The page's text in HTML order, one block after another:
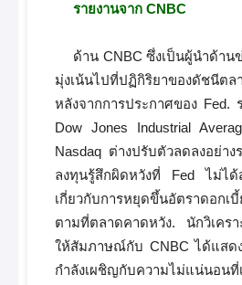
รายงานจาก CNBC
ด้าน CNBC ซึ่งเป็นผู้นำด้าน
มุ่งเน้นไปที่ปฏิกิริยาของดัชนี
หลังจากการประกาศของ Fed.
Dow Jones Industrial
Nasdaq ต่างปรับตัวลดลงอย่าง
ลงทุนรู้สึกผิดหวังที่ Fed ไม่ไ
เกี่ยวกับการหยุดขึ้นอัตราดอกเ
ตามที่ตลาดคาดหวัง. นักวิเคร
ให้สัมภาษณ์กับ CNBC ได้แสด
กำลังเผชิญกับความไม่แน่นอนที่